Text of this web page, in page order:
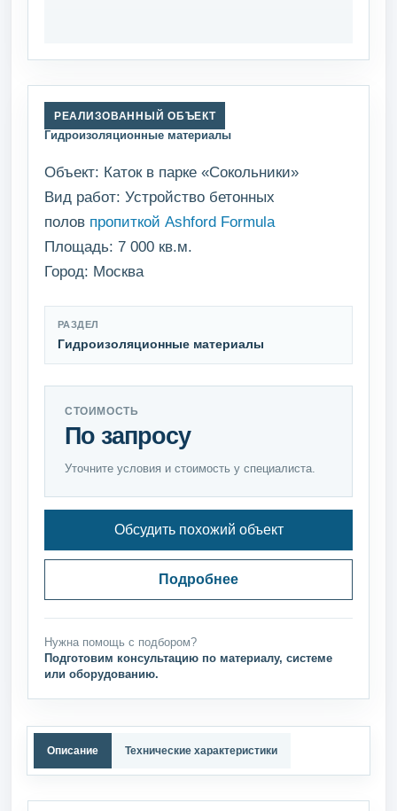
РЕАЛИЗОВАННЫЙ ОБЪЕКТ
Гидроизоляционные материалы
Объект: Каток в парке «Сокольники»
Вид работ: Устройство бетонных
полов пропиткой Ashford Formula
Площадь: 7 000 кв.м.
Город: Москва
РАЗДЕЛ
Гидроизоляционные материалы
СТОИМОСТЬ
По запросу
Уточните условия и стоимость у специалиста.
Обсудить похожий объект
Подробнее
Нужна помощь с подбором?
Подготовим консультацию по материалу, системе
или оборудованию.
Описание Технические характеристики